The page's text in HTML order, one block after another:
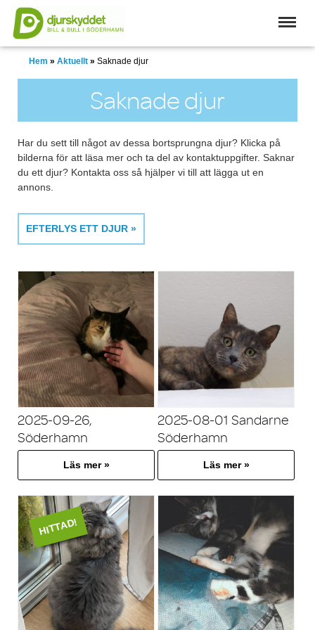
Skip
main
contentHem » Aktuellt » Saknade djur
Saknade djur
Har du sett till något av dessa bortsprungna djur? Klicka på
bilderna för att läsa mer och ta del av kontaktuppgifter. Saknar
du ett djur? Kontakta oss så hjälper vi till att lägga ut en
annons.
EFTERLYS ETT DJUR »
2025-09-26,
Söderhamn
Läs mer »
2025-08-01 Sandarne
Söderhamn
Läs mer »
HITTAD!